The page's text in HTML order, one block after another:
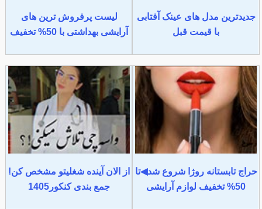
جدیدترین مدل های عینک آفتابی
با قیمت قبل
لیست پرفروش ترین های
آرایشی بهداشتی با 50% تخفیف
حراج تابستانه روژا شروع شد◀تا
50% تخفیف لوازم آرایشی
از الان آینده شغلیتو مشخص کن!
جمع بندی کنکور1405